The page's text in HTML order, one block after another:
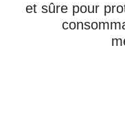
et sûre pour